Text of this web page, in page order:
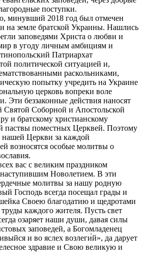
поступки.
минувший 2018 год был отмечен
на земле братской Украины. Нашлись
заповедями Христа о любви и
в угоду личным амбициям и
Патриархат
политической ситуацией и,
раскольниками,
попытку учредить на Украине
церковь вопреки воле
Эти беззаконные действия наносят
Святой Соборной и Апостольской
и братскому христианскому
паствы поместных Церквей. Поэтому
нашей Церкви за каждой
возносятся особые молитвы о
вас с великим праздником
Новолетием. В эти
молитвы за нашу родную
Господь всегда посещал грады и
Своею благодатию и щедротами
каждого жителя. Пусть свет
озаряет наши души, давая силы
заповедей, а Богомладенец
и во яслех возлеги́й», да дарует
здравие и Свою великую и